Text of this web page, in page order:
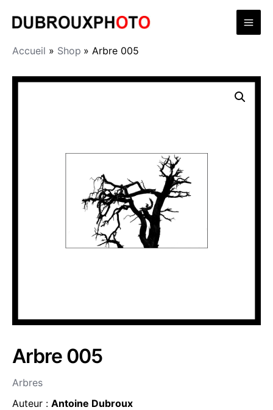
contenu
Main
Accueil Shop Arbre 005
Arbre 005
Arbres
Auteur : Antoine Dubroux
quantité